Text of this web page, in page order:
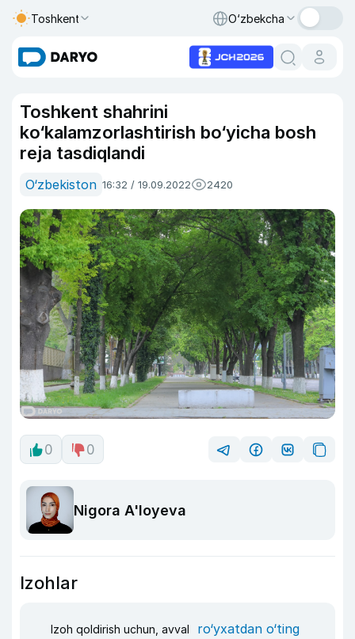
Toshkent O‘zbekcha
Toshkent shahrini
ko‘kalamzorlashtirish bo‘yicha bosh
reja tasdiqlandi
O‘zbekiston 16:32 / 19.09.2022 2420
0 0
Nigora A'loyeva
Izohlar
Izoh qoldirish uchun, avval ro‘yxatdan o‘ting